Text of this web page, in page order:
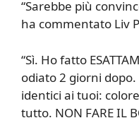
“Sarebbe più
ha commentato Liv
“Sì. Ho fatto
odiato 2 giorni
identici ai tuoi:
tutto. NON FARE IL